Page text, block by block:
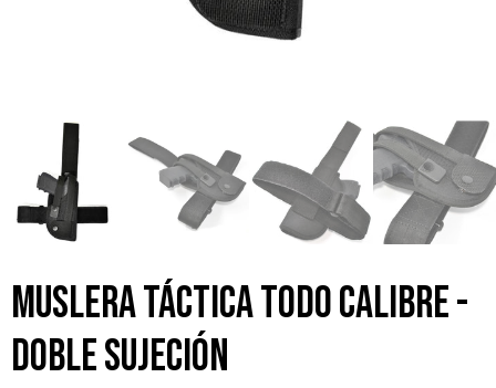
Muslera táctica todo calibre -
Doble Sujeción